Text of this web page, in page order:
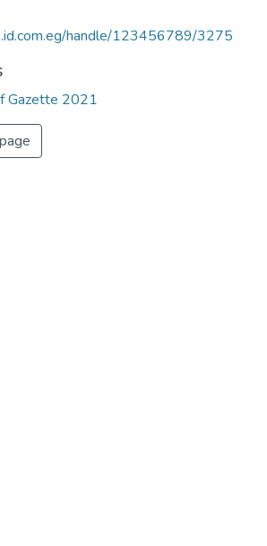
handle/123456789/3275
Gazette 2021